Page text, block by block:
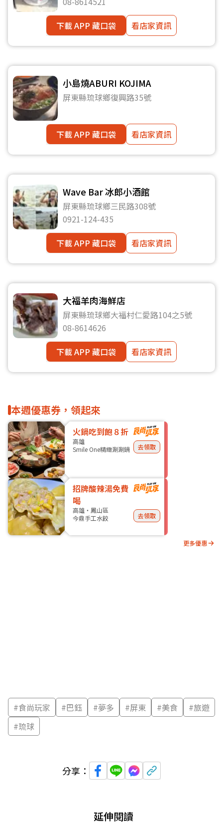
下載 APP 藏口袋
看店家資訊
小島燒ABURI KOJIMA
屏東縣琉球鄉復興路35號
下載 APP 藏口袋 看店家資訊
Wave Bar 冰郎小酒館
屏東縣琉球鄉三民路308號
0921-124-435
下載 APP 藏口袋
看店家資訊
大福羊肉海鮮店
屏東縣琉球鄉大福村仁愛路104之5號
08-8614626
下載 APP 藏口袋
看店家資訊
本週優惠券，領起來
火鍋吃到飽８折
高雄
Smile One精緻涮涮鍋
去領取
招牌酸辣湯免費
喝
高雄・鳳山區
今鼎手工水餃
去領取
更多優惠
#食尚玩家 #巴鈺 #夢多 #屏東 #美食 #旅遊
#琉球
分享：
延伸閱讀